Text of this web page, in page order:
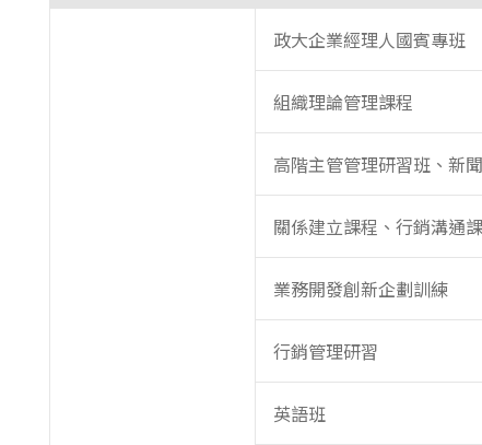
政大企業經理人國賓專班
組織理論管理課程
高階主管管理研習班、新
關係建立課程、行銷溝通
業務開發創新企劃訓練
行銷管理研習
英語班